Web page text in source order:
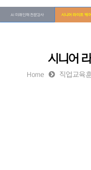
AI 미래인재 전문강사 시니어 라이프 케
시니어
Home 직업교육